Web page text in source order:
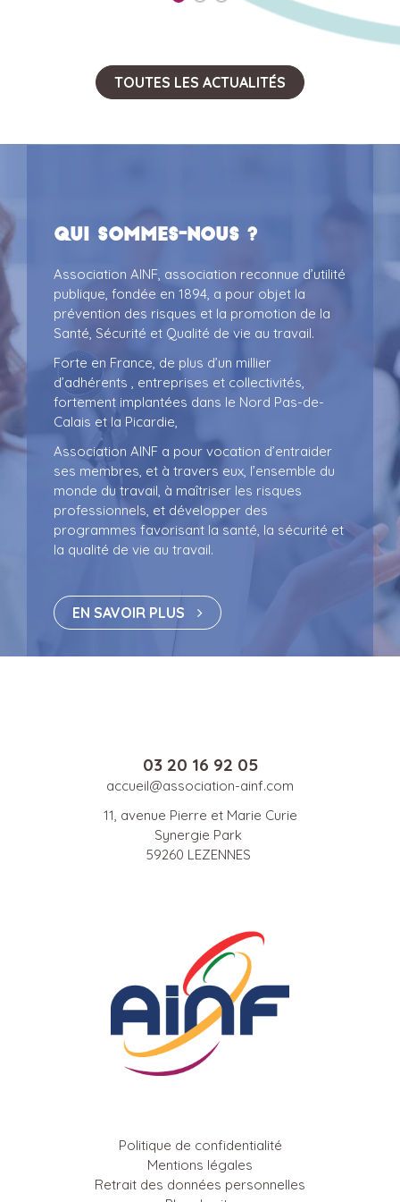
TOUTES LES ACTUALITÉS
Qui sommes-nous ?
publique, fondée en 1894, a pour objet la
prévention des risques et la promotion de la
Santé, Sécurité et Qualité de vie au travail.
Forte en France, de plus d’un millier
d’adhérents , entreprises et collectivités,
fortement implantées dans le Nord Pas-de-
Calais et la Picardie,
Association AINF a pour vocation d’entraider
ses membres, et à travers eux, l’ensemble du
monde du travail, à maîtriser les risques
professionnels, et développer des
programmes favorisant la santé, la sécurité et
la qualité de vie au travail.
EN SAVOIR PLUS
accueil@association-ainf.com
Synergie Park
59260 LEZENNES
Mentions légales
Retrait des données personnelles
Plan du site